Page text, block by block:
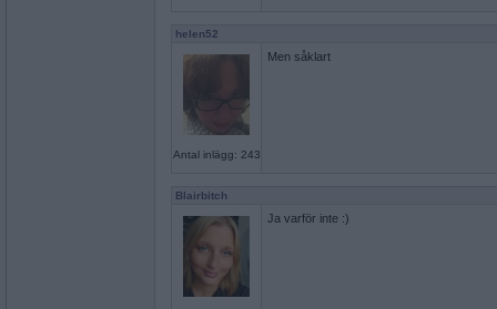
helen52
Antal inlägg: 243
Men såklart
Blairbitch
Ja varför inte :)